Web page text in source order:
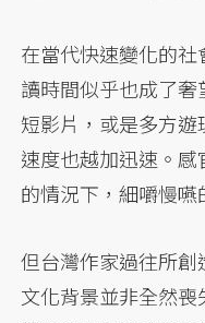
在當代快速變化的
讀時間似乎也成了奢
短影片，或是多方
速度也越加迅速。
的情況下，細嚼慢嚥
但台灣作家過往所
文化背景並非全然